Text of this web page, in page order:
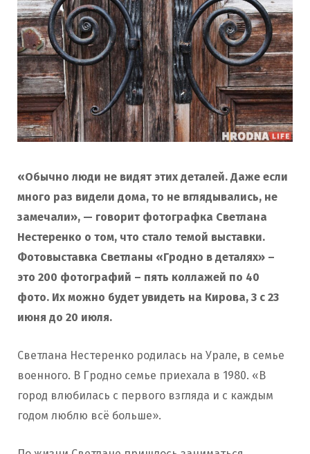
«Обычно люди не видят этих деталей. Даже если
много раз видели дома, то не вглядывались, не
замечали», — говорит фотографка Светлана
Нестеренко о том, что стало темой выставки.
Фотовыставка Светланы «Гродно в деталях» –
это 200 фотографий – пять коллажей по 40
фото. Их можно будет увидеть на Кирова, 3 с 23
июня до 20 июля.
Светлана Нестеренко родилась на Урале, в семье
военного. В Гродно семье приехала в 1980. «В
город влюбилась с первого взгляда и с каждым
годом люблю всё больше».